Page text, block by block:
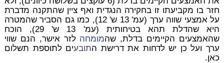
חזר בו מקביעתו זו בחקירה הנגדית ואף ציין שהתקנה מדברת
על אמצעי שווה ערך (עמ' 13 ש' 12), כמו גם הסביר שהמטרה
היא שהדלת תהא בטיחותית (עמ' 13 ש' 29), הוכח
שהאמצעים הקיימים בדלת, שהמומחה לזר אישר, הנם שווי
ערך ועל כן יש לדחות את דרישת התובעים לתוספת תשלום
כאן.